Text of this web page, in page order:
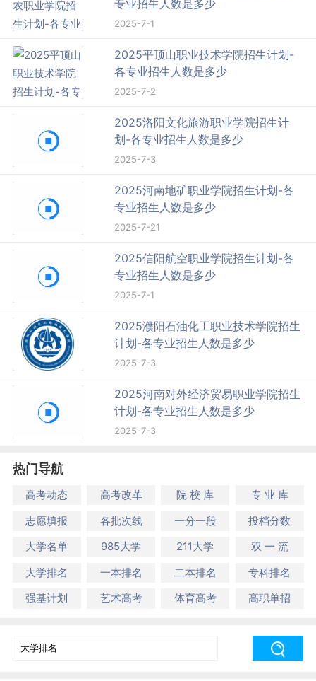
专业招生人数是多少
2025-7-1
2025平顶山职业技术学院招生计划-
各专业招生人数是多少
2025-7-2
2025洛阳文化旅游职业学院招生计
划-各专业招生人数是多少
2025-7-3
2025河南地矿职业学院招生计划-各
专业招生人数是多少
2025-7-21
2025信阳航空职业学院招生计划-各
专业招生人数是多少
2025-7-1
2025濮阳石油化工职业技术学院招生
计划-各专业招生人数是多少
2025-7-3
2025河南对外经济贸易职业学院招生
计划-各专业招生人数是多少
2025-7-3
热门导航
高考动态 高考改革 院 校 库
专 业 库
志愿填报
各批次线 一分一段
投档分数
大学名单
985大学 211大学
双 一 流
大学排名
一本排名 二本排名
专科排名
强基计划
艺术高考 体育高考 高职单招